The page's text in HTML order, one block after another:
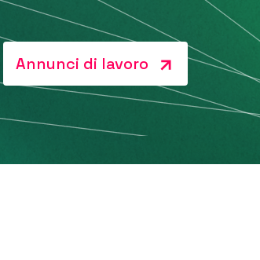
Annunci di lavoro